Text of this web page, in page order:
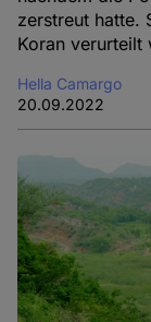
zerstreut hatte.
Koran verurteilt
Hella Camargo
20.09.2022